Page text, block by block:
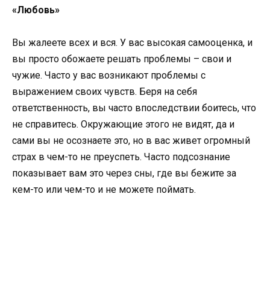
«Любовь»
Вы жалеете всех и вся. У вас высокая самооценка, и
вы просто обожаете решать проблемы – свои и
чужие. Часто у вас возникают проблемы с
выражением своих чувств. Беря на себя
ответственность, вы часто впоследствии боитесь, что
не справитесь. Окружающие этого не видят, да и
сами вы не осознаете это, но в вас живет огромный
страх в чем-то не преуспеть. Часто подсознание
показывает вам это через сны, где вы бежите за
кем-то или чем-то и не можете поймать.